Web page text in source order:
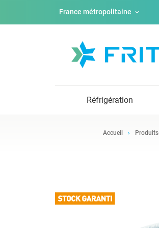
France métropolitaine
Réfrigération
Accueil Produits